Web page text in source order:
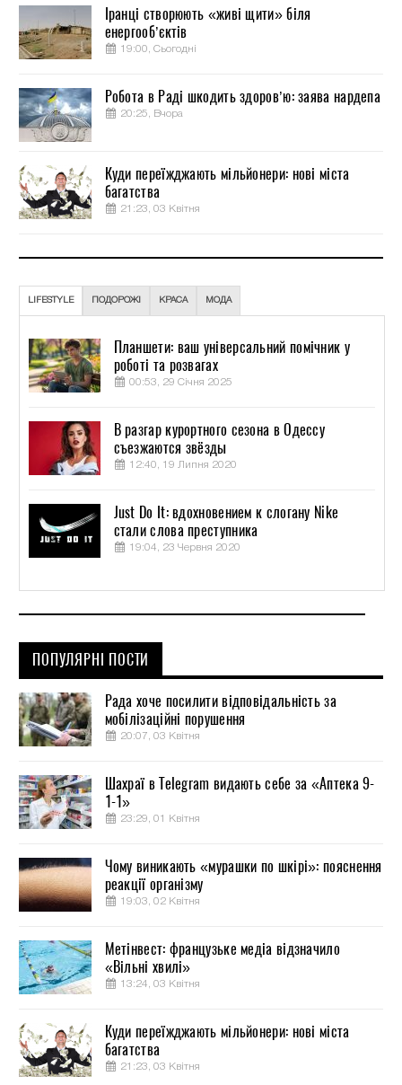
Іранці створюють «живі щити» біля
енергооб’єктів
19:00, Сьогодні
Робота в Раді шкодить здоров’ю: заява нардепа
20:25, Вчора
Куди переїжджають мільйонери: нові міста
багатства
21:23, 03 Квітня
LIFESTYLE ПОДОРОЖІ КРАСА МОДА
Планшети: ваш універсальний помічник у
роботі та розвагах
00:53, 29 Січня 2025
В разгар курортного сезона в Одессу
съезжаются звёзды
12:40, 19 Липня 2020
Just Do It: вдохновением к слогану Nike
стали слова преступника
19:04, 23 Червня 2020
ПОПУЛЯРНІ ПОСТИ
Рада хоче посилити відповідальність за
мобілізаційні порушення
20:07, 03 Квітня
Шахраї в Telegram видають себе за «Аптека 9-
1-1»
23:29, 01 Квітня
Чому виникають «мурашки по шкірі»: пояснення
реакції організму
19:03, 02 Квітня
Метінвест: французьке медіа відзначило
«Вільні хвилі»
13:24, 03 Квітня
Куди переїжджають мільйонери: нові міста
багатства
21:23, 03 Квітня